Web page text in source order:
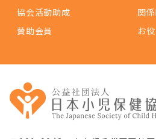
協会活動助成
関
賛助会員
お